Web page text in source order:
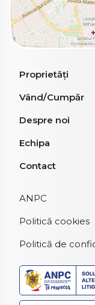
Proprietăți
Vând/Cumpăr
Despre noi
Echipa
Contact
ANPC
Politică cookies
Politică de